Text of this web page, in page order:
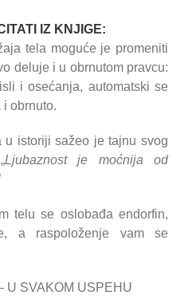
IZ KNJIGE:
tela moguće je promeniti
deluje i u obrnutom pravcu:
i osećanja, automatski se
i obrnuto.
istoriji sažeo je tajnu svog
Ljubaznost je moćnija od
telu se oslobađa endorfin,
a raspoloženje vam se
U SVAKOM USPEHU